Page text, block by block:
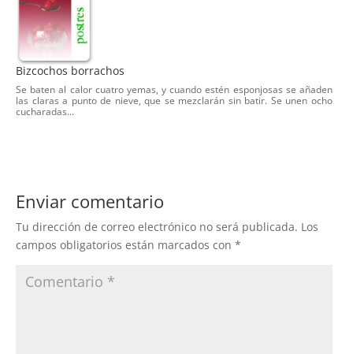
Bizcochos borrachos
Se baten al calor cuatro yemas, y cuando estén esponjosas se añaden
las claras a punto de nieve, que se mezclarán sin batir. Se unen ocho
cucharadas...
Enviar comentario
Tu dirección de correo electrónico no será publicada. Los
campos obligatorios están marcados con *